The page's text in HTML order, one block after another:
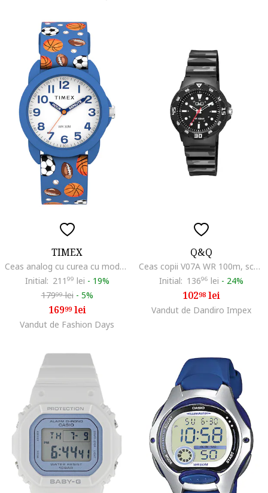
TIMEX
Ceas analog cu curea cu model grafic, Albastru/Albastru cobalt
Initial: 211 99 lei - 19%
17999lei - 5%
16999lei
Vandut de Fashion Days
Q&Q
Ceas copii V07A WR 100m, scala 60 de minute, lumibrite, negru
Initial: 13696 lei - 24%
10298lei
Vandut de Dandiro Impex